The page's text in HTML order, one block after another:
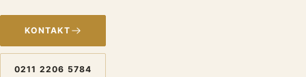
KONTAKT
0211 2206 5784